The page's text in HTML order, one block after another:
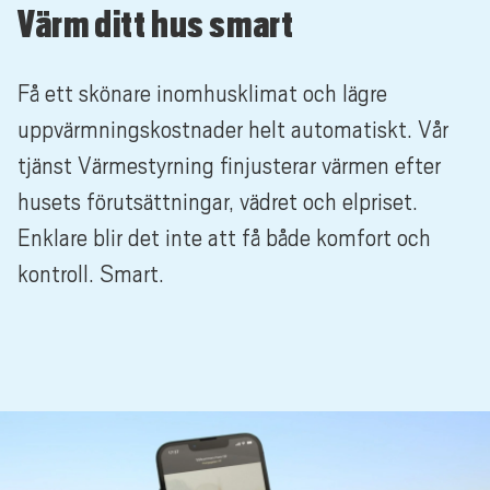
Värm ditt hus smart
Få ett skönare inomhusklimat och lägre
uppvärmningskostnader helt automatiskt. Vår
tjänst Värmestyrning finjusterar värmen efter
husets förutsättningar, vädret och elpriset.
Enklare blir det inte att få både komfort och
kontroll. Smart.